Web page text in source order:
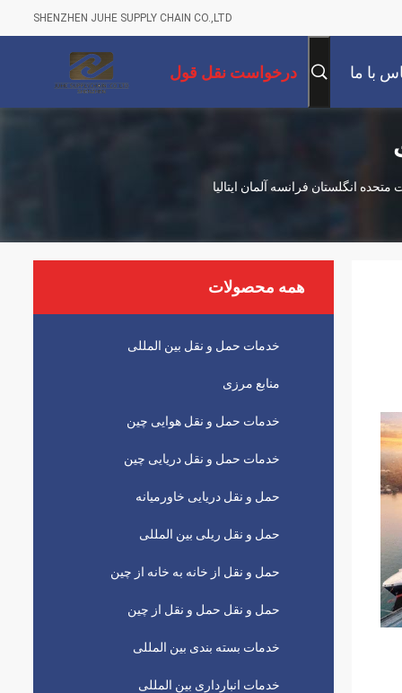
SHENZHEN JUHE SUPPLY CHAIN CO.,LTD
با ما درخواست نقل قول
انگلستان فرانسه آلمان ایتالیا
همه محصولات
خدمات حمل و نقل بین المللی
منابع مرزی
خدمات حمل و نقل هوایی چین
خدمات حمل و نقل دریایی چین
حمل و نقل دریایی خاورمیانه
حمل و نقل ریلی بین المللی
حمل و نقل از خانه به خانه از چین
حمل و نقل حمل و نقل از چین
خدمات بسته بندی بین المللی
خدمات انبارداری بین المللی